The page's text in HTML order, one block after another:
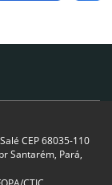
CEP 68035-110
Santarém, Pará,